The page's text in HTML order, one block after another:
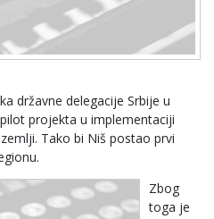
državne delegacije Srbije u
projekta u implementaciji
Tako bi Niš postao prvi
Zbog
toga je